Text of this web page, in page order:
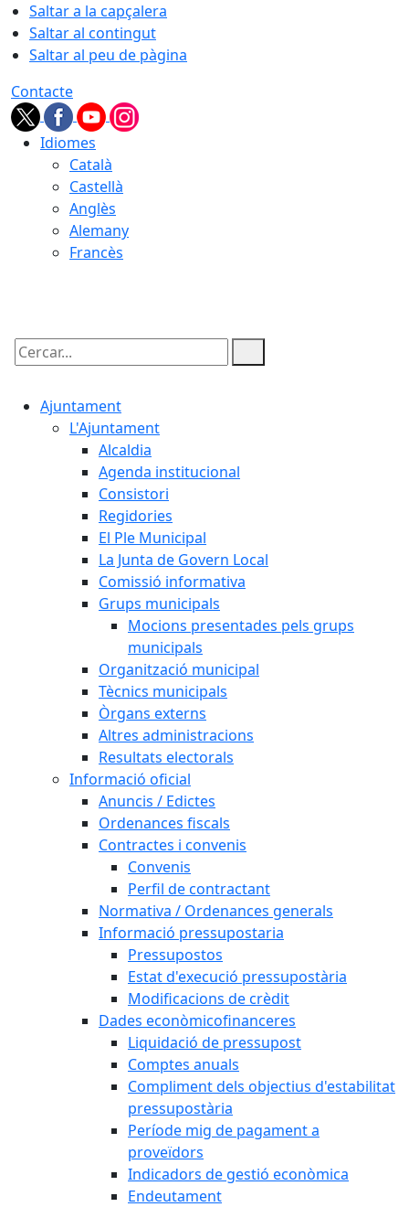
Saltar a la capçalera
Saltar al contingut
Saltar al peu de pàgina
Contacte
Idiomes
Català
Castellà
Anglès
Alemany
Francès
Cercar:
Ajuntament
L'Ajuntament
Alcaldia
Agenda institucional
Consistori
Regidories
El Ple Municipal
La Junta de Govern Local
Comissió informativa
Grups municipals
Mocions presentades pels grups
municipals
Organització municipal
Tècnics municipals
Òrgans externs
Altres administracions
Resultats electorals
Informació oficial
Anuncis / Edictes
Ordenances fiscals
Contractes i convenis
Convenis
Perfil de contractant
Normativa / Ordenances generals
Informació pressupostaria
Pressupostos
Estat d'execució pressupostària
Modificacions de crèdit
Dades econòmicofinanceres
Liquidació de pressupost
Comptes anuals
Compliment dels objectius d'estabilitat
pressupostària
Període mig de pagament a
proveïdors
Indicadors de gestió econòmica
Endeutament